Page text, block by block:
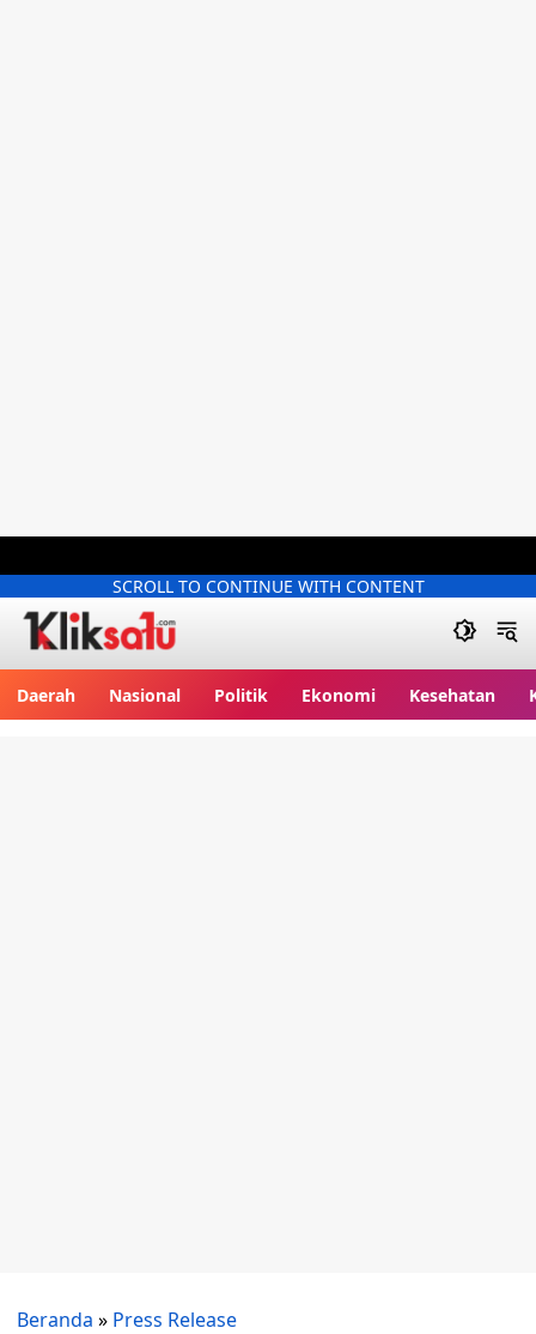
SCROLL TO CONTINUE WITH CONTENT
Daerah Nasional Politik Ekonomi Kesehatan
Beranda » Press Release